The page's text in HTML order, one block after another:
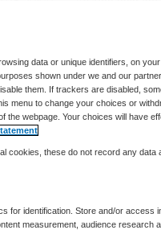
zorg en die vragen
vaak
zijn. Dagelijks
patiënten over
is. Als
eigenlijk
data or unique identifiers, on your
shown under we and our
them. If trackers are disabled,
menu to change your choices or
the webpage. Your choices will have
cookies, these do not record any data
for identification. Store and/or access
measurement, audience research